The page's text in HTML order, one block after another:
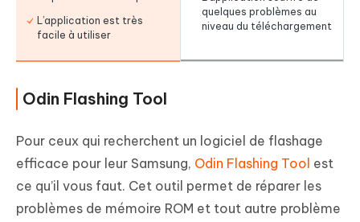
L’application est très
facile à utiliser
quelques problèmes au
niveau du téléchargement
Odin Flashing Tool
Pour ceux qui recherchent un logiciel de flashage
efficace pour leur Samsung, Odin Flashing Tool est
ce qu’il vous faut. Cet outil permet de réparer les
problèmes de mémoire ROM et tout autre problème